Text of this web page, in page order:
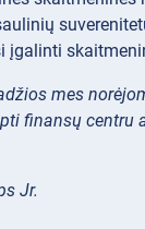
įgalinti
mes
finansų centru
Jr.